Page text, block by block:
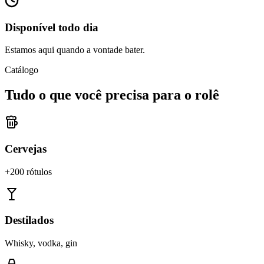
Disponível todo dia
Estamos aqui quando a vontade bater.
Catálogo
Tudo o que você precisa para o rolê
Cervejas
+200 rótulos
Destilados
Whisky, vodka, gin